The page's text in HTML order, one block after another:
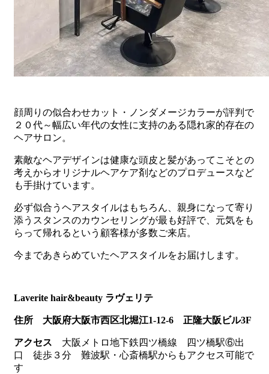
顔周りの似合わせカット・ノンダメージカラーが評判で
２０代～幅広い年代の女性に支持のある隠れ家的存在の
ヘアサロン。
素敵なヘアデザインは健康な頭皮と髪があってこそとの
考えからオリジナルヘアケア剤などのプロデュースなど
も手掛けています。
必ず似合うヘアスタイルはもちろん、親身になって寄り
添うスタンスのカウンセリングが最も好評で、元気をも
らって帰れるという顧客様が多数ご来店。
今まであきらめていたヘアスタイルをお届けします。
Laverite hair&beauty ラヴェリテ
住所 大阪府大阪市西区北堀江1-12-6 正隆大阪ビル3F
アクセス 大阪メトロ地下鉄四ツ橋線 四ツ橋駅⑥出
口 徒歩３分 難波駅・心斎橋駅からもアクセス可能で
す